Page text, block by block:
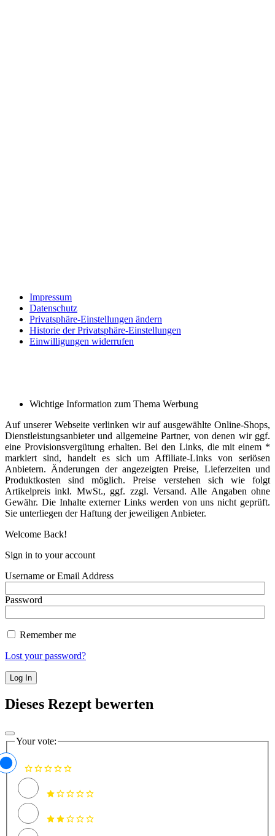
Impressum
Datenschutz
Privatsphäre-Einstellungen ändern
Historie der Privatsphäre-Einstellungen
Einwilligungen widerrufen
Wichtige Information zum Thema Werbung
Auf unserer Webseite verlinken wir auf ausgewählte Online-Shops,
Dienstleistungsanbieter und allgemeine Partner, von denen wir ggf.
eine Provisionsvergütung erhalten. Bei den Links, die mit einem *
markiert sind, handelt es sich um Affiliate-Links von seriösen
Anbietern. Änderungen der angezeigten Preise, Lieferzeiten und
Produktkosten sind möglich. Preise verstehen sich wie folgt
Artikelpreis inkl. MwSt., ggf. zzgl. Versand. Alle Angaben ohne
Gewähr. Die Inhalte externer Links werden von uns nicht geprüft.
Sie unterliegen der Haftung der jeweiligen Anbieter.
Welcome Back!
Sign in to your account
Username or Email Address
Password
Remember me
Lost your password?
Dieses Rezept bewerten
Your vote: